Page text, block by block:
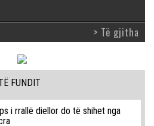
> Të gjitha
FUNDIT
i rrallë diellor do të shihet nga